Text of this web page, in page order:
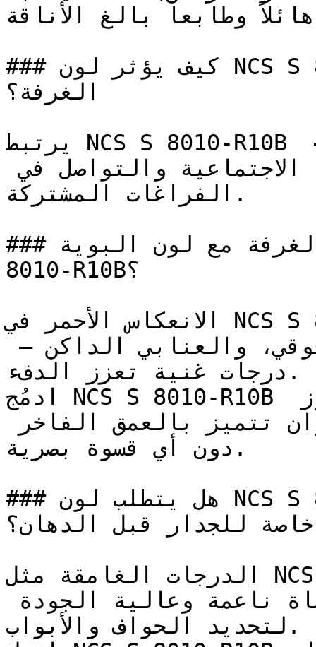
وطابعاً بالغ الأناقة.
### كيف يؤثر لون NCS S 8010-R10B على الإضاءة واتساع
الغرفة؟
يرتبط NCS S 8010-R10B بالانفتاح وتقليل التوتر —
فنعومته تعزز من الراحة الاجتماعية والتواصل في
الفراغات المشتركة.
### كيف أنسق ديكور الغرفة مع لون البوية NCS S
8010-R10B؟
الانعكاس الأحمر في NCS S 8010-R10B يجعله يتكامل مع
درجات غنية تعزز الدفء.
ادمُج NCS S 8010-R10B مع اللون العاجي الدافئ والجوز
دون أي قسوة بصرية.
### هل يتطلب لون NCS S 8010-R10B تأسيس أو معالجة
خاصة للجدار قبل الدهان؟
الدرجات الغامقة مثل NCS S 8010-R10B تبرز فيها خطوط
لتحديد الحواف والأبواب.